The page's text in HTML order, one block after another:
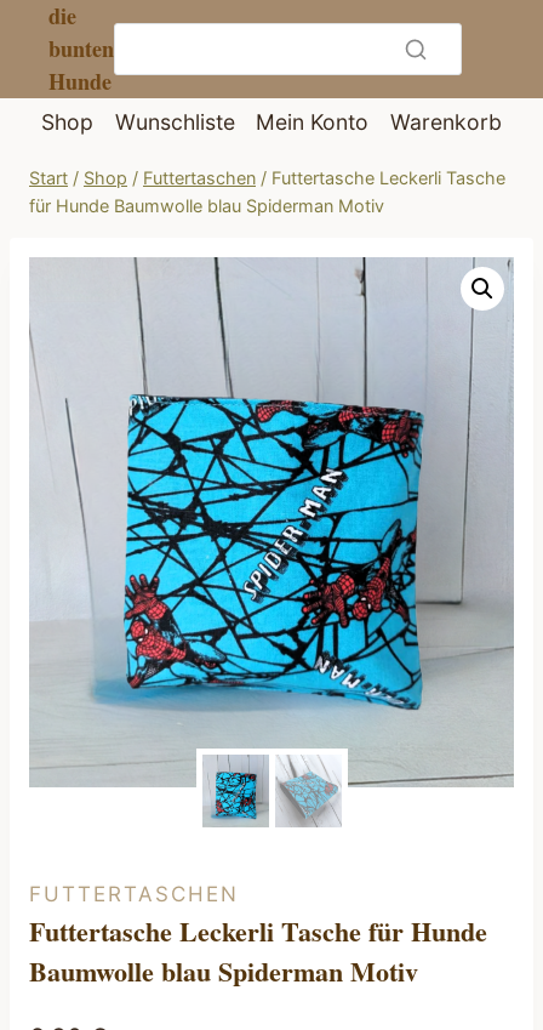
Inhalt
springen
die
bunten
Hunde
Shop Wunschliste Mein Konto Warenkorb
Start / Shop / Futtertaschen / Futtertasche Leckerli Tasche
für Hunde Baumwolle blau Spiderman Motiv
FUTTERTASCHEN
Futtertasche Leckerli Tasche für Hunde
Baumwolle blau Spiderman Motiv